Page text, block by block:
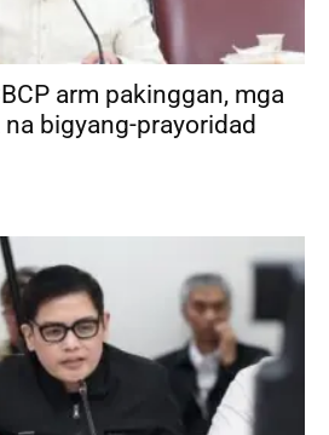
arm pakinggan, mga
bigyang-prayoridad